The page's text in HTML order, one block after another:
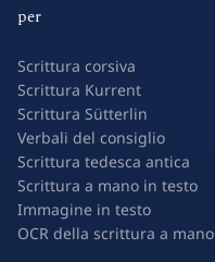
per
Scrittura corsiva
Scrittura Kurrent
Scrittura Sütterlin
Verbali del consiglio
Scrittura tedesca antica
Scrittura a mano in testo
Immagine in testo
OCR della scrittura a mano